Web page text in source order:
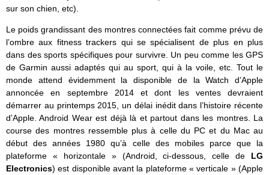
sur son chien, etc).
Le poids grandissant des montres connectées fait comme prévu de
l’ombre aux fitness trackers qui se spécialisent de plus en plus
dans des sports spécifiques pour survivre. Un peu comme les GPS
de Garmin aussi adaptés qui au sport, qui à la voile, etc. Tout le
monde attend évidemment la disponible de la Watch d’Apple
annoncée en septembre 2014 et dont les ventes devraient
démarrer au printemps 2015, un délai inédit dans l’histoire récente
d’Apple. Android Wear est déjà là et partout dans les montres. La
course des montres ressemble plus à celle du PC et du Mac au
début des années 1980 qu’à celle des mobiles parce que la
plateforme « horizontale » (Android, ci-dessous, celle de LG
Electronics) est disponible avant la plateforme « verticale » (Apple